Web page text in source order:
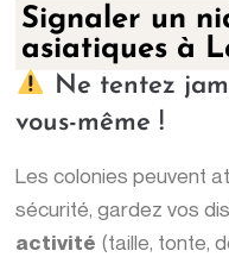
Signaler un
asiatiques à
Ne tentez
vous-même !
Les colonies peuvent
sécurité, gardez vos
activité (taille, tonte,